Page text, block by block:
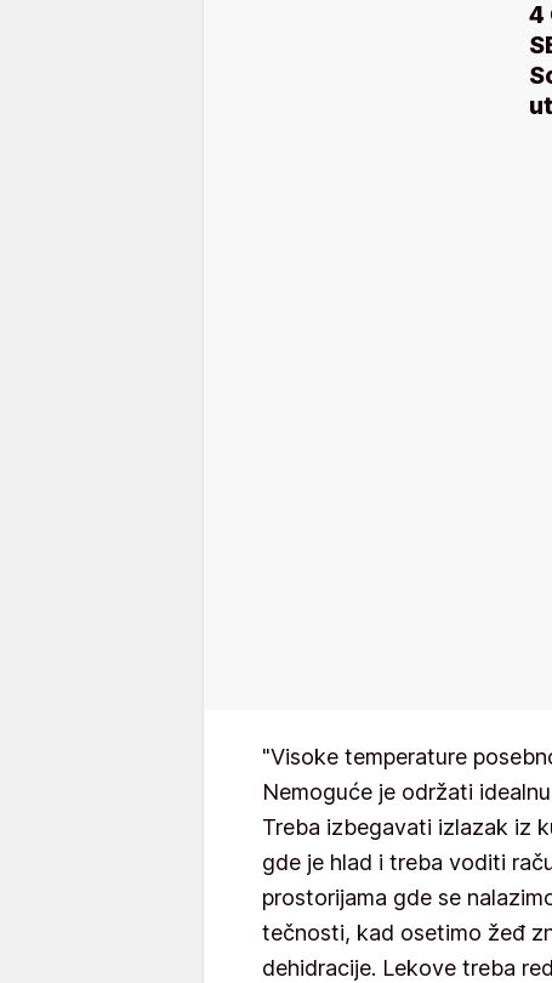
4
"Visoke temperature
Nemoguće je održati
Treba izbegavati izlazak iz
gde je hlad i treba voditi
prostorijama gde se
tečnosti, kad osetimo žeđ
dehidracije. Lekove treba